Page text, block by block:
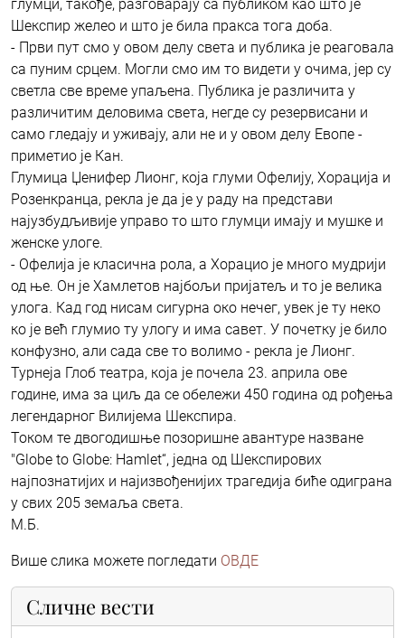
глумци, такође, разговарају са публиком као што је
Шекспир желео и што је била пракса тога доба.
- Први пут смо у овом делу света и публика је реаговала
са пуним срцем. Могли смо им то видети у очима, јер су
светла све време упаљена. Публика је различита у
различитим деловима света, негде су резервисани и
само гледају и уживају, али не и у овом делу Евопе -
приметио је Кан.
Глумица Џенифер Лионг, која глуми Офелију, Хорација и
Розенкранца, рекла је да је у раду на представи
најузбудљивије управо то што глумци имају и мушке и
женске улоге.
- Офелија је класична рола, а Хорацио је много мудрији
од ње. Он је Хамлетов најбољи пријатељ и то је велика
улога. Кад год нисам сигурна око нечег, увек је ту неко
ко је већ глумио ту улогу и има савет. У почетку је било
конфузно, али сада све то волимо - рекла је Лионг.
Турнеја Глоб театра, која је почела 23. априла ове
године, има за циљ да се обележи 450 година од рођења
легендарног Вилијeма Шекспира.
Током те двогодишње позоришне авантуре назване
"Globe to Globe: Hamlet“, једна од Шекспирових
најпознатијих и најизвођенијих трагедија биће одиграна
у свих 205 земаља света.
М.Б.
Више слика можете погледати ОВДЕ
Сличне вести